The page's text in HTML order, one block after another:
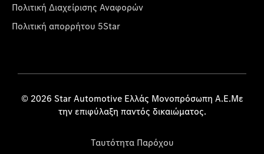
Πολιτική Διαχείρισης Αναφορών
Πολιτική απορρήτου 5Star
© 2026 Star Automotive Ελλάς Μονοπρόσωπη Α.Ε.Με
την επιφύλαξη παντός δικαιώματος.
Ταυτότητα Παρόχου